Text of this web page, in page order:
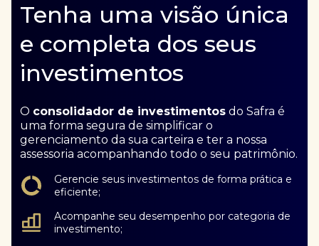
Tenha uma visão única
e completa dos seus
investimentos
O consolidador de investimentos do Safra é
uma forma segura de simplificar o
gerenciamento da sua carteira e ter a nossa
assessoria acompanhando todo o seu patrimônio.
Gerencie seus investimentos de forma prática e
eficiente;
Acompanhe seu desempenho por categoria de
investimento;